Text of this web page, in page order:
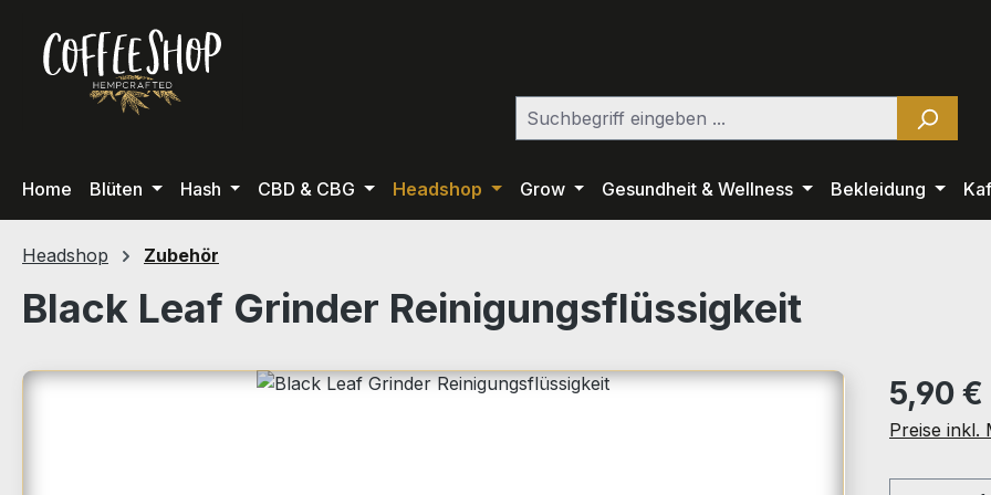
Hauptinhalt springen
Zur Suche springen
Zur Hauptnavigation springen
Home Blüten Hash CBD & CBG Headshop Grow Gesundheit & Wellness Bekleidung
Headshop Zubehör
Black Leaf Grinder Reinigungsflüssigkeit
Bildergalerie überspringen Regulärer
5,90 €
Preise inkl.